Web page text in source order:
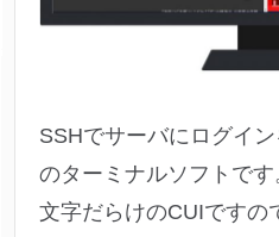
SSHでサーバにログイ
のターミナルソフトです
文字だらけのCUIですの